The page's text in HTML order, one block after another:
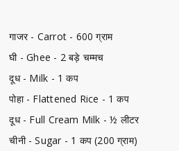
गाजर - Carrot - 600 ग्राम
घी - Ghee - 2 बड़े चम्मच
दूध - Milk - 1 कप
पोहा - Flattened Rice - 1 कप
दूध - Full Cream Milk - ½ लीटर
चीनी - Sugar - 1 कप (200 ग्राम)